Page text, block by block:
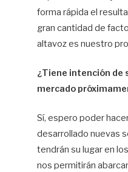
forma rápida el
gran cantidad de
altavoz es nuestro
¿Tiene intención de
mercado
Sí, espero poder
desarrollado nuevas
tendrán su lugar en
nos permitirán